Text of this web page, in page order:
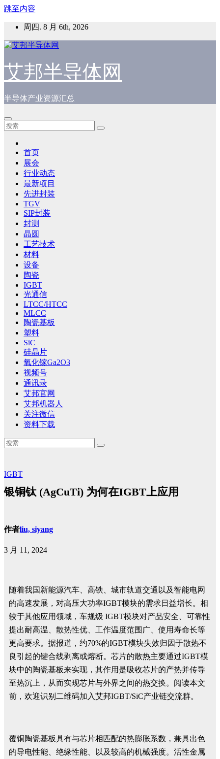
跳至内容
周四. 8 月 6th, 2026
艾邦半导体网
半导体产业资源汇总
首页
展会
行业动态
最新项目
先进封装
TGV
SIP封装
封测
晶圆
工艺技术
材料
设备
陶瓷
IGBT
光通信
LTCC/HTCC
MLCC
陶瓷基板
塑料
SiC
硅晶片
氧化镓Ga2O3
视频号
通讯录
艾邦官网
艾邦机器人
关注微信
资料下载
IGBT
银铜钛 (AgCuTi) 为何在IGBT上应用
作者liu, siyang
3 月 11, 2024
​随着我国新能源汽车、高铁、城市轨道交通以及智能电网
的高速发展，对高压大功率IGBT模块的需求日益增长。相
较于其他应用领域，车规级 IGBT模块对产品安全、可靠性
提出耐高温、散热性优、工作温度范围广、使用寿命长等
更高要求。据报道，约70%的IGBT模块失效归因于散热不
良引起的键合线剥离或熔断。芯片的散热主要通过IGBT模
块中的陶瓷基板来实现，其作用是吸收芯片的产热并传导
至热沉上，从而实现芯片与外界之间的热交换。阅读本文
前，欢迎识别二维码加入艾邦IGBT/SiC产业链交流群。
覆铜陶瓷基板具有与芯片相匹配的热膨胀系数，兼具出色
的导电性能、绝缘性能、以及较高的机械强度。活性金属